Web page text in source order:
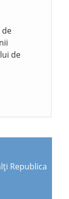
de
Republica